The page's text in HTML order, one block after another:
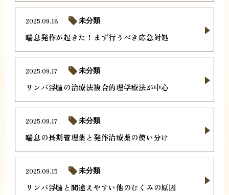
喘息発作が起きた！まず行うべき応急対処
2025.09.18 未分類
リンパ浮腫の治療法複合的理学療法が中心
2025.09.17 未分類
喘息の長期管理薬と発作治療薬の使い分け
2025.09.17 未分類
リンパ浮腫と間違えやすい他のむくみの原因
2025.09.15 未分類